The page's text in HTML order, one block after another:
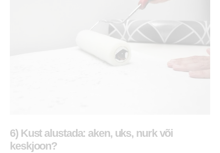
6) Kust alustada: aken, uks, nurk või
keskjoon?